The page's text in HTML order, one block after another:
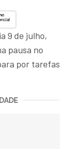
9 de julho,
pausa no
por tarefas